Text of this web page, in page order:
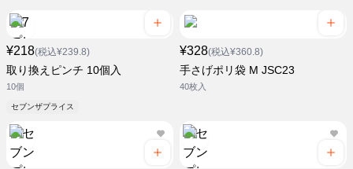
¥218(税込¥239.8)
取り換えピンチ 10個入
10個
セブンザプライス
¥328(税込¥360.8)
手さげポリ袋 M JSC23
40枚入